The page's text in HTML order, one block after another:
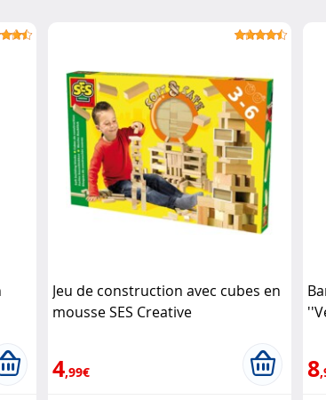
Jeu de construction avec cubes en
mousse SES Creative
4,99€ 8